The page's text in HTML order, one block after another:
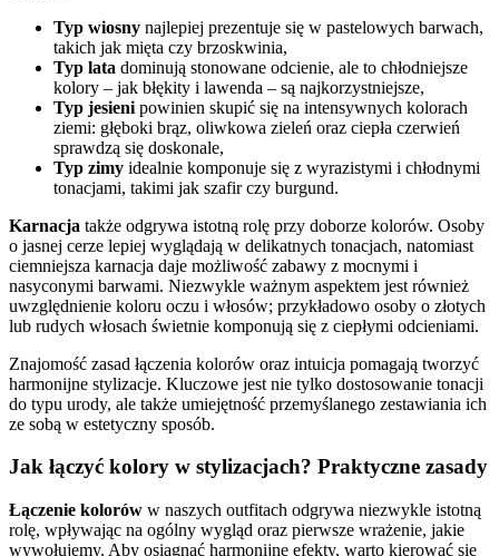
Typ wiosny najlepiej prezentuje się w pastelowych barwach,
takich jak mięta czy brzoskwinia,
Typ lata dominują stonowane odcienie, ale to chłodniejsze
kolory – jak błękity i lawenda – są najkorzystniejsze,
Typ jesieni powinien skupić się na intensywnych kolorach
ziemi: głęboki brąz, oliwkowa zieleń oraz ciepła czerwień
sprawdzą się doskonale,
Typ zimy idealnie komponuje się z wyrazistymi i chłodnymi
tonacjami, takimi jak szafir czy burgund.
Karnacja także odgrywa istotną rolę przy doborze kolorów. Osoby
o jasnej cerze lepiej wyglądają w delikatnych tonacjach, natomiast
ciemniejsza karnacja daje możliwość zabawy z mocnymi i
nasyconymi barwami. Niezwykle ważnym aspektem jest również
uwzględnienie koloru oczu i włosów; przykładowo osoby o złotych
lub rudych włosach świetnie komponują się z ciepłymi odcieniami.
Znajomość zasad łączenia kolorów oraz intuicja pomagają tworzyć
harmonijne stylizacje. Kluczowe jest nie tylko dostosowanie tonacji
do typu urody, ale także umiejętność przemyślanego zestawiania ich
ze sobą w estetyczny sposób.
Jak łączyć kolory w stylizacjach? Praktyczne zasady
Łączenie kolorów w naszych outfitach odgrywa niezwykle istotną
rolę, wpływając na ogólny wygląd oraz pierwsze wrażenie, jakie
wywołujemy. Aby osiągnąć harmonijne efekty, warto kierować się